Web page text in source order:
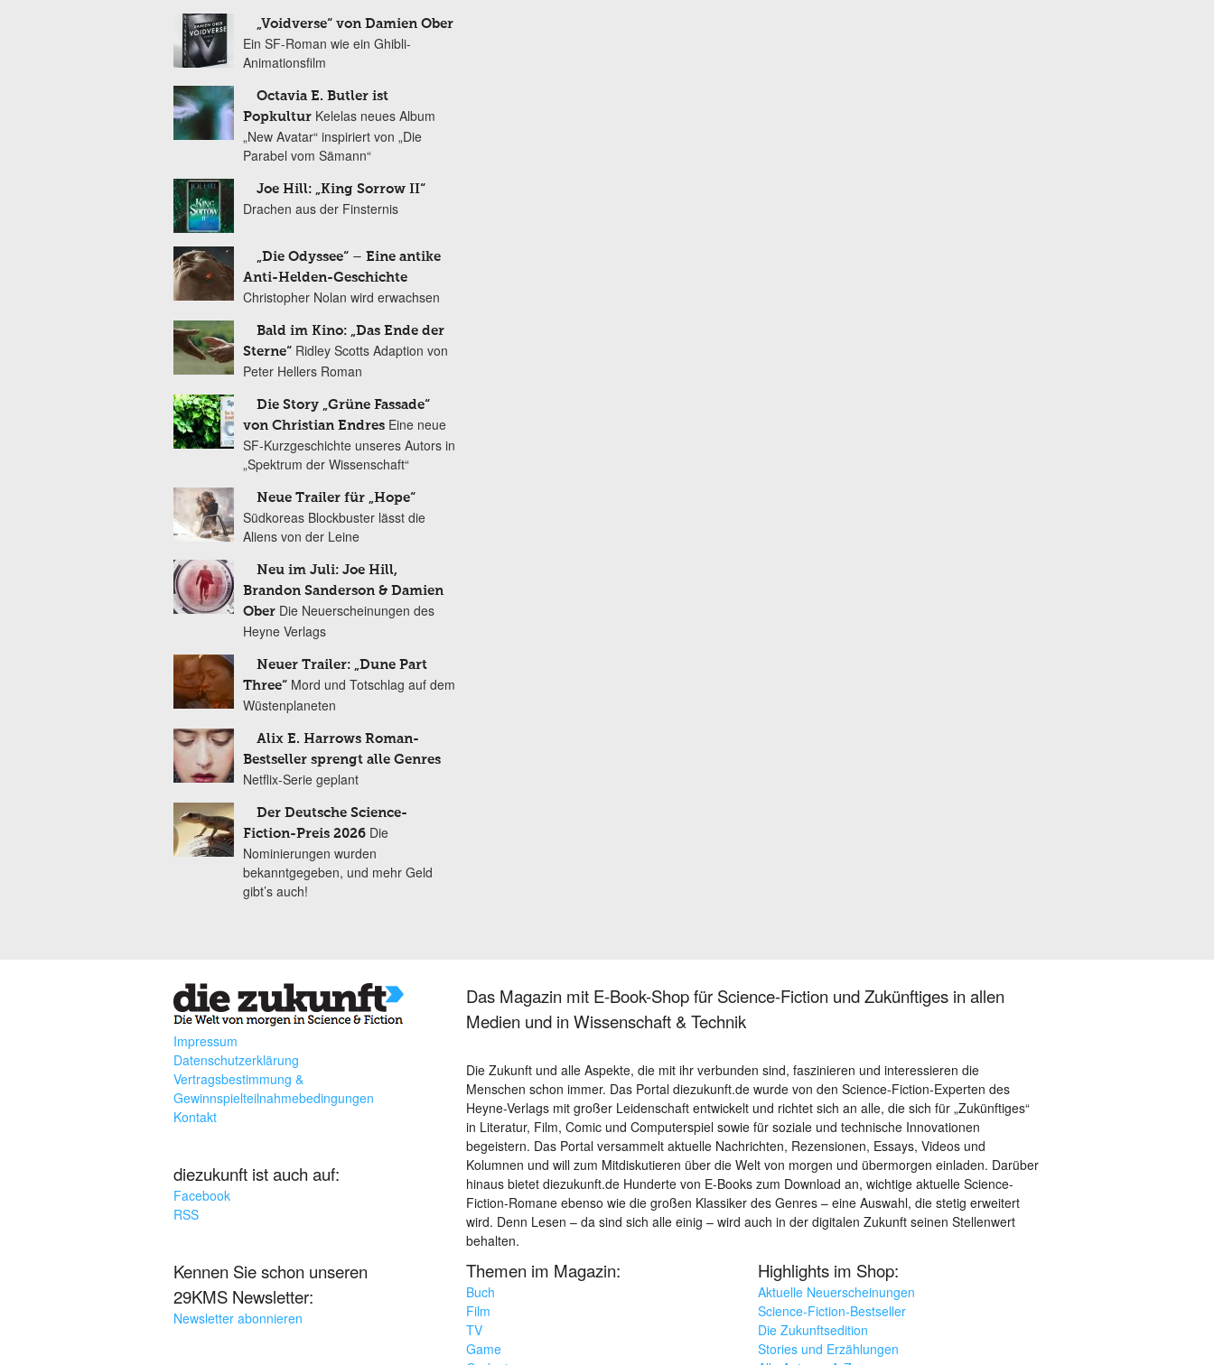
„Voidverse“ von Damien Ober
Ein SF-Roman wie ein Ghibli-
Animationsfilm
Octavia E. Butler ist
Popkultur Kelelas neues Album
„New Avatar“ inspiriert von „Die
Parabel vom Sämann“
Joe Hill: „King Sorrow II“
Drachen aus der Finsternis
„Die Odyssee“ – Eine antike
Anti-Helden-Geschichte
Christopher Nolan wird erwachsen
Bald im Kino: „Das Ende der
Sterne“ Ridley Scotts Adaption von
Peter Hellers Roman
Die Story „Grüne Fassade“
von Christian Endres Eine neue
SF-Kurzgeschichte unseres Autors in
„Spektrum der Wissenschaft“
Neue Trailer für „Hope“
Südkoreas Blockbuster lässt die
Aliens von der Leine
Neu im Juli: Joe Hill,
Brandon Sanderson & Damien
Ober Die Neuerscheinungen des
Heyne Verlags
Neuer Trailer: „Dune Part
Three“ Mord und Totschlag auf dem
Wüstenplaneten
Alix E. Harrows Roman-
Bestseller sprengt alle Genres
Netflix-Serie geplant
Der Deutsche Science-
Fiction-Preis 2026 Die
Nominierungen wurden
bekanntgegeben, und mehr Geld
gibt’s auch!
Impressum
Datenschutzerklärung
Vertragsbestimmung &
Gewinnspielteilnahmebedingungen
Kontakt
diezukunft ist auch auf:
Facebook
RSS
Kennen Sie schon unseren
29KMS Newsletter:
Newsletter abonnieren
Das Magazin mit E-Book-Shop für Science-Fiction und Zukünftiges in allen
Medien und in Wissenschaft & Technik
Die Zukunft und alle Aspekte, die mit ihr verbunden sind, faszinieren und interessieren die
Menschen schon immer. Das Portal diezukunft.de wurde von den Science-Fiction-Experten des
Heyne-Verlags mit großer Leidenschaft entwickelt und richtet sich an alle, die sich für „Zukünftiges“
in Literatur, Film, Comic und Computerspiel sowie für soziale und technische Innovationen
begeistern. Das Portal versammelt aktuelle Nachrichten, Rezensionen, Essays, Videos und
Kolumnen und will zum Mitdiskutieren über die Welt von morgen und übermorgen einladen. Darüber
hinaus bietet diezukunft.de Hunderte von E-Books zum Download an, wichtige aktuelle Science-
Fiction-Romane ebenso wie die großen Klassiker des Genres – eine Auswahl, die stetig erweitert
wird. Denn Lesen – da sind sich alle einig – wird auch in der digitalen Zukunft seinen Stellenwert
behalten.
Themen im Magazin:
Buch
Film
TV
Game
Highlights im Shop:
Aktuelle Neuerscheinungen
Science-Fiction-Bestseller
Die Zukunftsedition
Stories und Erzählungen